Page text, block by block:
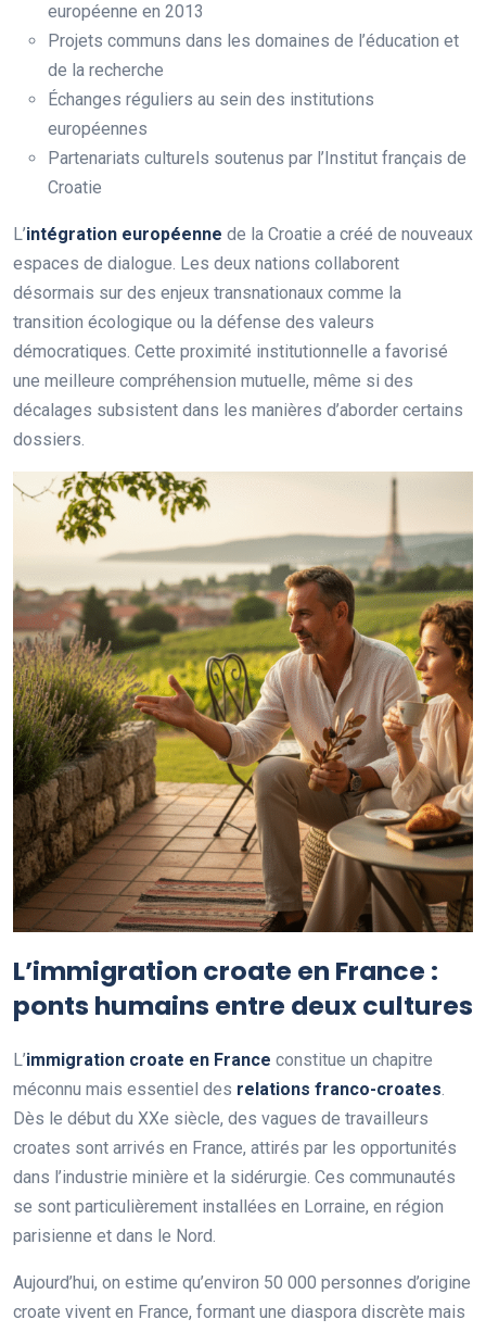
européenne en 2013
Projets communs dans les domaines de l’éducation et
de la recherche
Échanges réguliers au sein des institutions
européennes
Partenariats culturels soutenus par l’Institut français de
Croatie
L’intégration européenne de la Croatie a créé de nouveaux
espaces de dialogue. Les deux nations collaborent
désormais sur des enjeux transnationaux comme la
transition écologique ou la défense des valeurs
démocratiques. Cette proximité institutionnelle a favorisé
une meilleure compréhension mutuelle, même si des
décalages subsistent dans les manières d’aborder certains
dossiers.
L’immigration croate en France :
ponts humains entre deux cultures
L’immigration croate en France constitue un chapitre
méconnu mais essentiel des relations franco-croates.
Dès le début du XXe siècle, des vagues de travailleurs
croates sont arrivés en France, attirés par les opportunités
dans l’industrie minière et la sidérurgie. Ces communautés
se sont particulièrement installées en Lorraine, en région
parisienne et dans le Nord.
Aujourd’hui, on estime qu’environ 50 000 personnes d’origine
croate vivent en France, formant une diaspora discrète mais